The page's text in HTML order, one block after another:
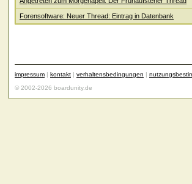
Forensoftware: Neuer Thread: Eintrag in Datenbank
impressum | kontakt | verhaltensbedingungen |
© 2002-2026 boardunity.de